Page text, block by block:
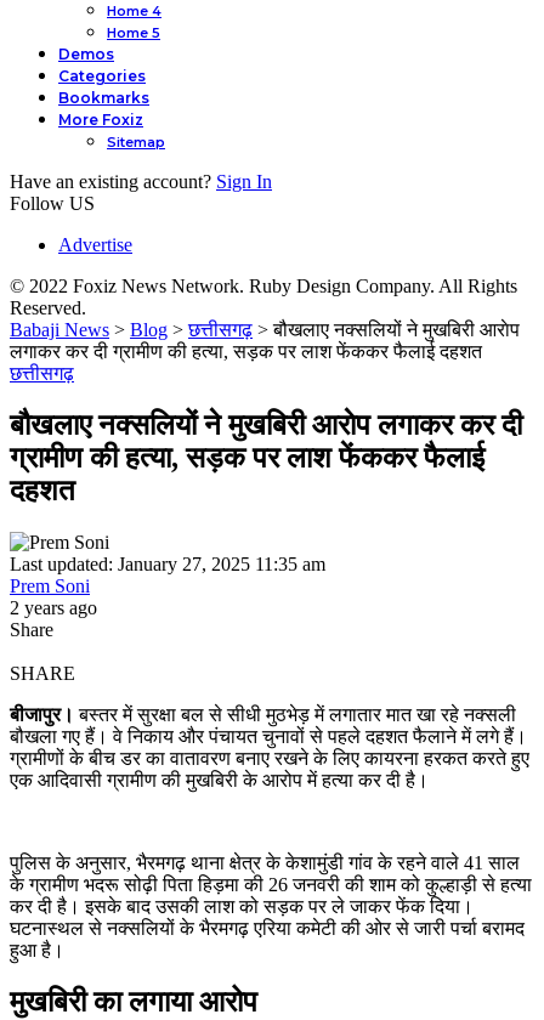
Home 4
Home 5
Demos
Categories
Bookmarks
More Foxiz
Sitemap
Have an existing account? Sign In
Follow US
Advertise
© 2022 Foxiz News Network. Ruby Design Company. All Rights
Reserved.
Babaji News > Blog >छत्तीसगढ़ >बौखलाए नक्सलियों ने मुखबिरी आराेप
लगाकर कर दी ग्रामीण की हत्या, सड़क पर लाश फेंककर फैलाई दहशत
छत्तीसगढ़
बौखलाए नक्सलियों ने मुखबिरी आराेप लगाकर कर दी
ग्रामीण की हत्या, सड़क पर लाश फेंककर फैलाई
दहशत
Last updated: January 27, 2025 11:35 am
Prem Soni
2 years ago
Share
SHARE
बीजापुर।बस्तर में सुरक्षा बल से सीधी मुठभेड़ में लगातार मात खा रहे नक्सली
बौखला गए हैं। वे निकाय और पंचायत चुनावों से पहले दहशत फैलाने में लगे हैं।
ग्रामीणों के बीच डर का वातावरण बनाए रखने के लिए कायरना हरकत करते हुए
एक आदिवासी ग्रामीण की मुखबिरी के आरोप में हत्या कर दी है।
पुलिस के अनुसार, भैरमगढ़ थाना क्षेत्र के केशामुंडी गांव के रहने वाले 41 साल
के ग्रामीण भदरू सोढ़ी पिता हिड़मा की 26 जनवरी की शाम को कुल्हाड़ी से हत्या
कर दी है। इसके बाद उसकी लाश को सड़क पर ले जाकर फेंक दिया।
घटनास्थल से नक्सलियों के भैरमगढ़ एरिया कमेटी की ओर से जारी पर्चा बरामद
हुआ है।
मुखबिरी का लगाया आरोप